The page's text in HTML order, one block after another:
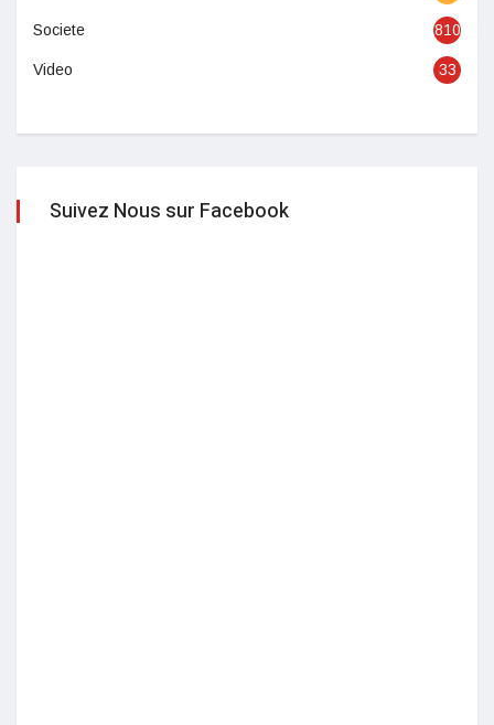
Societe 810
Video 33
Suivez Nous sur Facebook